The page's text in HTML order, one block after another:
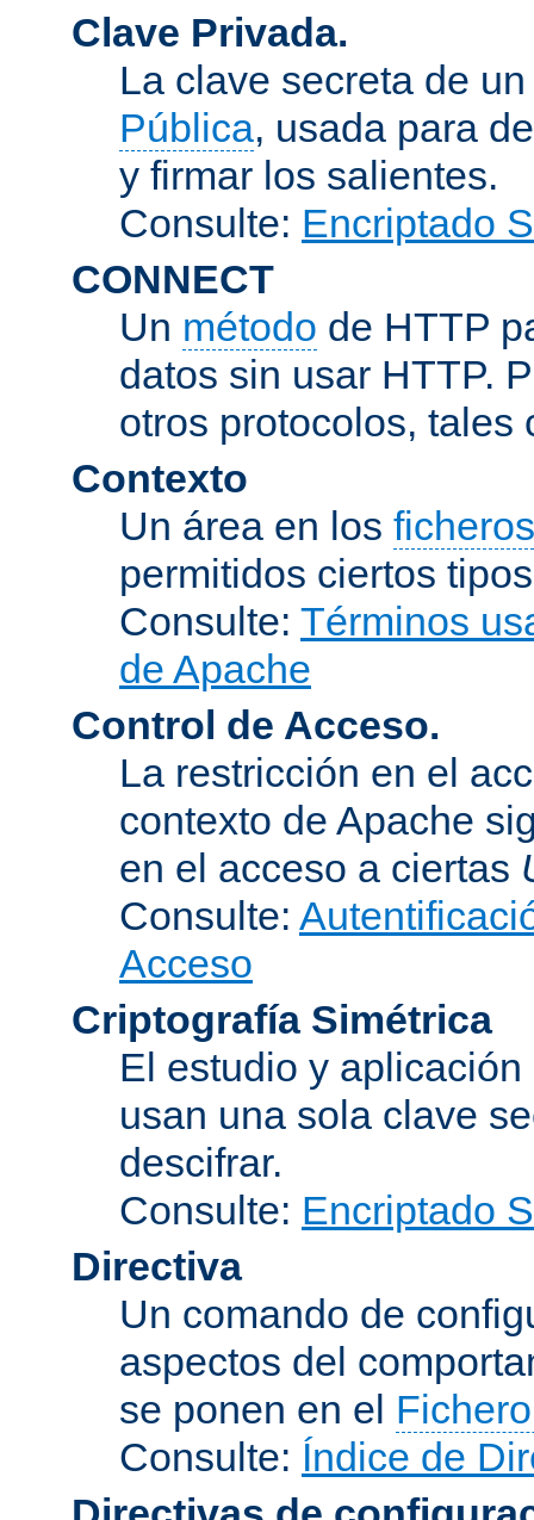
Clave Privada.
La clave secreta de
Pública, usada para
y firmar los salientes.
Consulte: Encriptado
CONNECT
Un método de HTTP
datos sin usar HTTP.
otros protocolos, tales
Contexto
Un área en los
permitidos ciertos
Consulte: Términos
de Apache
Control de Acceso.
La restricción en el
contexto de Apache
en el acceso a ciertas
Consulte:
Acceso
Criptografía Simétrica
El estudio y
usan una sola clave
descifrar.
Consulte: Encriptado
Directiva
Un comando de
aspectos del
se ponen en el
Consulte: Índice de